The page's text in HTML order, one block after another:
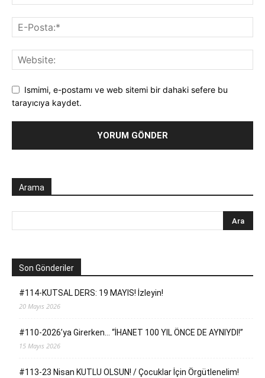
Ismimi, e-postamı ve web sitemi bir dahaki sefere bu
tarayıcıya kaydet.
Arama
Son Gönderiler
#114-KUTSAL DERS: 19 MAYIS! İzleyin!
20 Mayıs 2026
#110-2026’ya Girerken… “İHANET 100 YIL ÖNCE DE AYNIYDI!”
15 Mayıs 2026
#113-23 Nisan KUTLU OLSUN! / Çocuklar İçin Örgütlenelim!